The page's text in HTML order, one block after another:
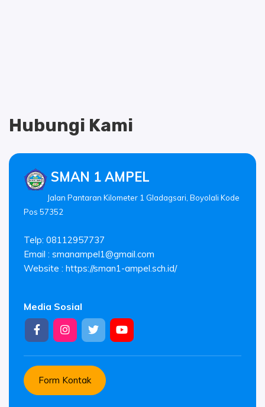
Hubungi Kami
SMAN 1 AMPEL
Jalan Pantaran Kilometer 1 Gladagsari, Boyolali Kode
Pos 57352
Telp: 08112957737
Email : smanampel1@gmail.com
Website : https://sman1-ampel.sch.id/
Media Sosial
Form Kontak